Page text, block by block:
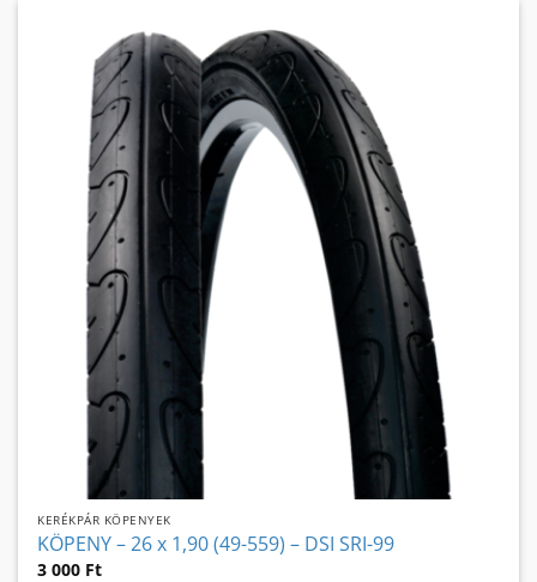
KERÉKPÁR KÖPENYEK
KÖPENY – 26 x 1,90 (49-559) – DSI SRI-99
3 000 Ft